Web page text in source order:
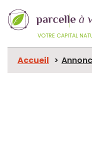
VOTRE CAPITAL
Accueil